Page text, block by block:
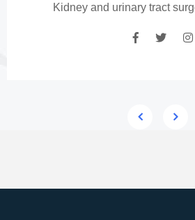
Kidney and urinary tract